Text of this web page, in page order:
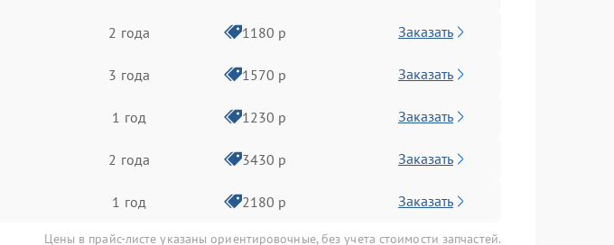
2 года 1180 р Заказать
3 года 1570 р Заказать
1 год 1230 р Заказать
2 года 3430 р Заказать
1 год 2180 р Заказать
Цены в прайс-листе указаны ориентировочные, без учета стоимости запчастей.